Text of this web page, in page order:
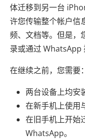
体迁移到另一台
许您传输整个帐户信
频、文档等。但是，
录或通过 WhatsApp
在继续之前，您需要：
两台设备上均安
在新手机上使用
在旧手机上开始
WhatsApp。